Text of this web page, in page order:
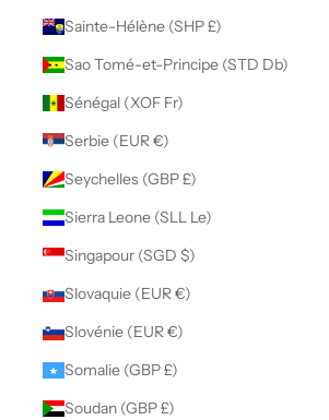
Sainte-Hélène (SHP £)
Sao Tomé-et-Principe (STD Db)
Sénégal (XOF Fr)
Serbie (EUR €)
Seychelles (GBP £)
Sierra Leone (SLL Le)
Singapour (SGD $)
Slovaquie (EUR €)
Slovénie (EUR €)
Somalie (GBP £)
Soudan (GBP £)